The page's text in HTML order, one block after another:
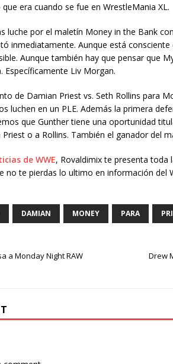
era cuando se fue en WrestleMania XL.
luche por el maletín Money in the Bank
inmediatamente. Aunque está
Aunque también hay que pensar que
Liv Morgan.
de Damian Priest vs. Seth Rollins para
luchen en un PLE. Además la primera
que Gunther tiene una oportunidad
o a Rollins. También el ganador del
de WWE, Rovaldimix te presenta toda
no te pierdas lo ultimo en información del
DAMIAN MONEY PARA
a Monday Night RAW
Drew